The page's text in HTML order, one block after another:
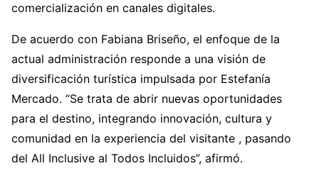
comercialización en canales digitales.
De acuerdo con Fabiana Briseño, el enfoque de la
actual administración responde a una visión de
diversificación turística impulsada por Estefanía
Mercado. “Se trata de abrir nuevas oportunidades
para el destino, integrando innovación, cultura y
comunidad en la experiencia del visitante , pasando
del All Inclusive al Todos Incluidos”, afirmó.